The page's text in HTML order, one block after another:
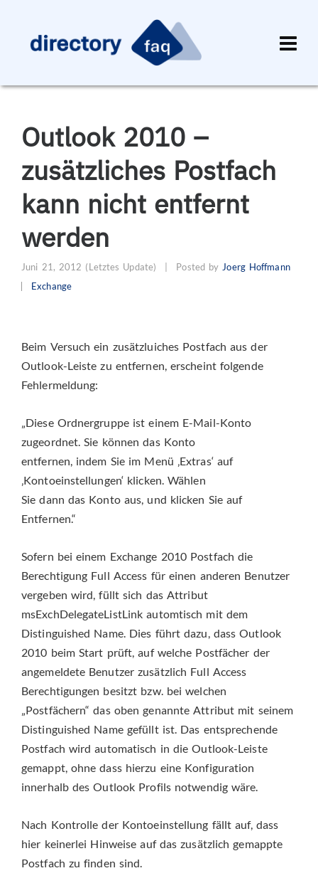
Outlook 2010 –
zusätzliches Postfach
kann nicht entfernt
werden
Juni 21, 2012 (Letztes Update) Posted by Joerg Hoffmann
Exchange
Beim Versuch ein zusätzluiches Postfach aus der
Outlook-Leiste zu entfernen, erscheint folgende
Fehlermeldung:
„Diese Ordnergruppe ist einem E-Mail-Konto
zugeordnet. Sie können das Konto
entfernen, indem Sie im Menü ‚Extras‘ auf
‚Kontoeinstellungen‘ klicken. Wählen
Sie dann das Konto aus, und klicken Sie auf
Entfernen.“
Sofern bei einem Exchange 2010 Postfach die
Berechtigung Full Access für einen anderen Benutzer
vergeben wird, füllt sich das Attribut
msExchDelegateListLink automtisch mit dem
Distinguished Name. Dies führt dazu, dass Outlook
2010 beim Start prüft, auf welche Postfächer der
angemeldete Benutzer zusätzlich Full Access
Berechtigungen besitzt bzw. bei welchen
„Postfächern“ das oben genannte Attribut mit seinem
Distinguished Name gefüllt ist. Das entsprechende
Postfach wird automatisch in die Outlook-Leiste
gemappt, ohne dass hierzu eine Konfiguration
innerhalb des Outlook Profils notwendig wäre.
Nach Kontrolle der Kontoeinstellung fällt auf, dass
hier keinerlei Hinweise auf das zusätzlich gemappte
Postfach zu finden sind.